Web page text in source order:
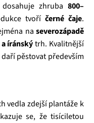
zhruba 800–
tvoří černé čaje.
naseverozápadě
íránskýtrh. Kvalitnější
pěstovat především
vedla zdejší plantáže k
se, že tisíciletou